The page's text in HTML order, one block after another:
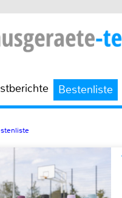
Bestenliste